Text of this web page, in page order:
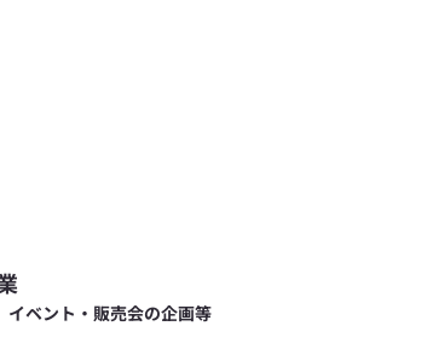
イベント・販売会の企画等